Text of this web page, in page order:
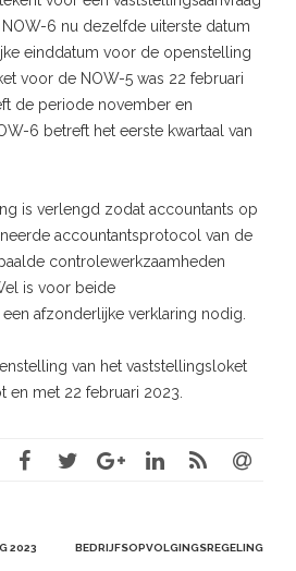
6 nu dezelfde uiterste datum
einddatum voor de openstelling
voor de NOW-5 was 22 februari
de periode november en
6 betreft het eerste kwartaal van
is verlengd zodat accountants op
accountantsprotocol van de
controlewerkzaamheden
is voor beide
afzonderlijke verklaring nodig.
van het vaststellingsloket
met 22 februari 2023.
2023 BEDRIJFSOPVOLGINGSREGELING